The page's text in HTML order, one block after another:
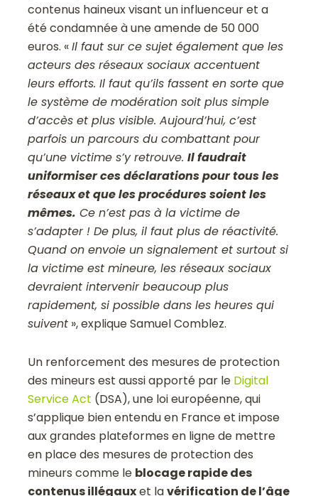
contenus haineux visant un influenceur et a
été condamnée à une amende de 50 000
euros. «Il faut sur ce sujet également que les
acteurs des réseaux sociaux accentuent
leurs efforts. Il faut qu’ils fassent en sorte que
le système de modération soit plus simple
d’accès et plus visible. Aujourd’hui, c’est
parfois un parcours du combattant pour
qu’une victime s’y retrouve.Il faudrait
uniformiser ces déclarations pour tous les
réseaux et que les procédures soient les
mêmes. Ce n’est pas à la victime de
s’adapter ! De plus, il faut plus de réactivité.
Quand on envoie un signalement et surtout si
la victime est mineure, les réseaux sociaux
devraient intervenir beaucoup plus
rapidement, si possible dans les heures qui
suivent », explique Samuel Comblez.
Un renforcement des mesures de protection
des mineurs est aussi apporté par le Digital
Service Act (DSA), une loi européenne, qui
s’applique bien entendu en France et impose
aux grandes plateformes en ligne de mettre
en place des mesures de protection des
mineurs comme le blocage rapide des
contenus illégauxet lavérification de l’âge